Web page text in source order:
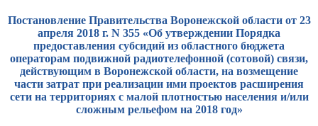
Постановление Правительства Воронежской области от 23
апреля 2018 г. N 355 «Об утверждении Порядка
предоставления субсидий из областного бюджета
операторам подвижной радиотелефонной (сотовой) связи,
действующим в Воронежской области, на возмещение
части затрат при реализации ими проектов расширения
сети на территориях с малой плотностью населения и/или
сложным рельефом на 2018 год»